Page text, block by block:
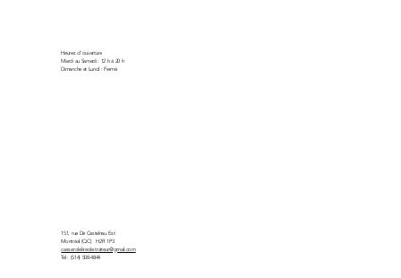
Heures d'ouverture
Mardi au Samedi : 12 h à 20 h
Dimanche et Lundi : Fermé
151, rue De Castelnau Est
Montréal (QC) H2R 1P3
casserolekreole.traiteur@gmail.com
Tél : (514) 508-4844